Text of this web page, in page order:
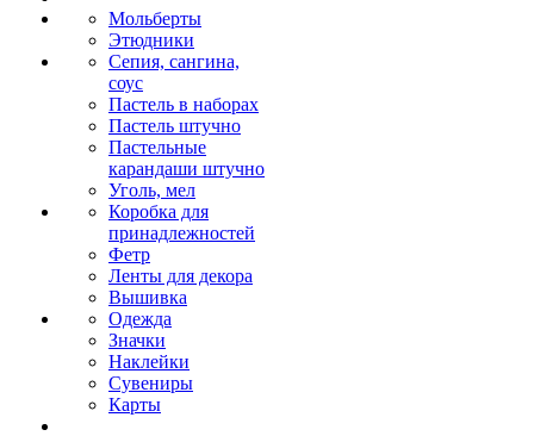
Мольберты
Этюдники
Сепия, сангина,
соус
Пастель в наборах
Пастель штучно
Пастельные
карандаши штучно
Уголь, мел
Коробка для
принадлежностей
Фетр
Ленты для декора
Вышивка
Одежда
Значки
Наклейки
Сувениры
Карты